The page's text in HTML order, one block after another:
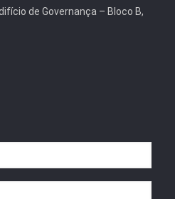
de Governança – Bloco B,